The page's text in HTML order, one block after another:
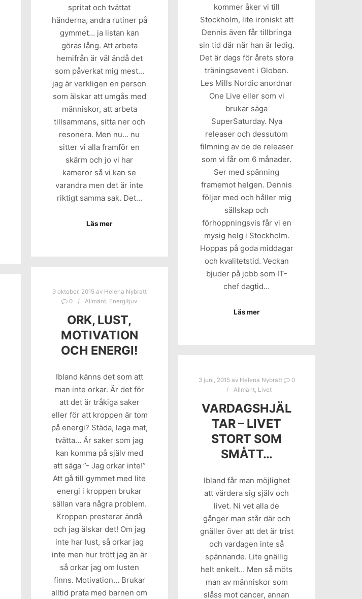
spritat och tvättat
händerna, andra rutiner på
gymmet… ja listan kan
göras lång. Att arbeta
hemifrån är väl ändå det
som påverkat mig mest…
jag är verkligen en person
som älskar att umgås med
människor, att arbeta
tillsammans, sitta ner och
resonera. Men nu… nu
sitter vi alla framför en
skärm och jo vi har
kameror så vi kan se
varandra men det är inte
riktigt samma sak. Det…
Läs mer
kommer åker vi till
Stockholm, lite ironiskt att
Dennis även får tillbringa
sin tid där när han är ledig.
Det är dags för årets stora
träningsevent i Globen.
Les Mills Nordic anordnar
One Live eller som vi
brukar säga
SuperSaturday. Nya
releaser och dessutom
filmning av de de releaser
som vi får om 6 månader.
Ser med spänning
framemot helgen. Dennis
följer med och håller mig
sällskap och
förhoppningsvis får vi en
mysig helg i Stockholm.
Hoppas på goda middagar
och kvalitetstid. Veckan
bjuder på jobb som IT-
chef dagtid…
Läs mer
9 oktober, 2015 av Helena Nybratt
0
Allmänt, Energitjuv
ORK, LUST,
MOTIVATION
OCH ENERGI!
Ibland känns det som att
man inte orkar. Är det för
att det är tråkiga saker
eller för att kroppen är tom
på energi? Städa, laga mat,
tvätta… Är saker som jag
kan komma på själv med
att säga ”- Jag orkar inte!”
Att gå till gymmet med lite
energi i kroppen brukar
sällan vara några problem.
Kroppen presterar ändå
och jag älskar det! Om jag
inte har lust, så orkar jag
inte men hur trött jag än är
så orkar jag om lusten
finns. Motivation… Brukar
alltid prata med barnen om
3 juni, 2015 av Helena Nybratt
0
Allmänt, Livet
VARDAGSHJÄL
TAR – LIVET
STORT SOM
SMÅTT…
Ibland får man möjlighet
att värdera sig själv och
livet. Ni vet alla de
gånger man står där och
gnäller över att det är trist
och vardagen inte så
spännande. Lite gnällig
helt enkelt… Men så möts
man av människor som
slåss mot cancer, annan